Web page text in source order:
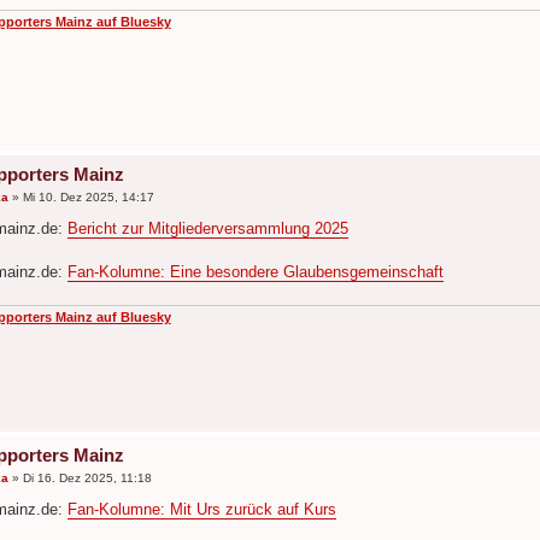
Mainz auf Bluesky
Mainz
» Mi 10. Dez 2025, 14:17
Bericht zur Mitgliederversammlung 2025
Fan-Kolumne: Eine besondere Glaubensgemeinschaft
Mainz auf Bluesky
Mainz
» Di 16. Dez 2025, 11:18
Fan-Kolumne: Mit Urs zurück auf Kurs